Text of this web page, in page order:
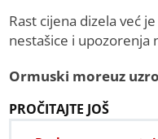
Rast cijena dizela već
nestašice i upozorenja
Ormuski moreuz
PROČITAJTE JOŠ